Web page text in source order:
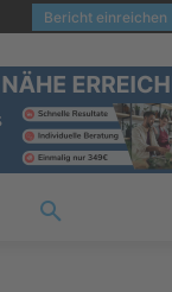
Bericht einreichen